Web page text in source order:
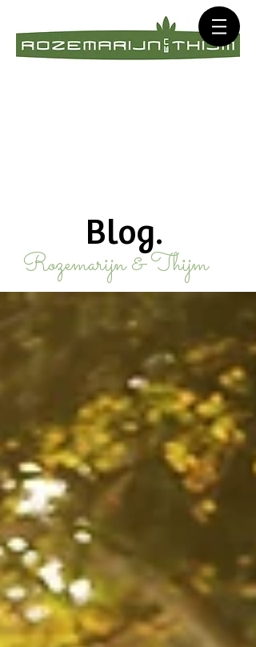
Blog.
Rozemarijn & Thijm